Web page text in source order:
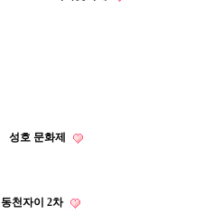
성호 문화제
동천자이 2차